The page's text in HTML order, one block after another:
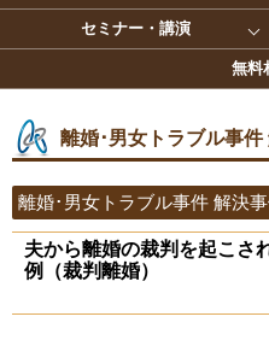
セミナー・講演
無料
離婚･男女トラブル事件
離婚･男女トラブル事件 解決事
夫から離婚の裁判を起こさ
例（裁判離婚）